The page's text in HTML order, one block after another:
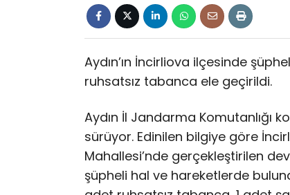
Aydın’ın İncirliova ilçesinde
ruhsatsız tabanca ele geçirildi.
Aydın İl Jandarma Komutanlığı
sürüyor. Edinilen bilgiye göre
Mahallesi’nde gerçekleştirilen
şüpheli hal ve hareketlerde